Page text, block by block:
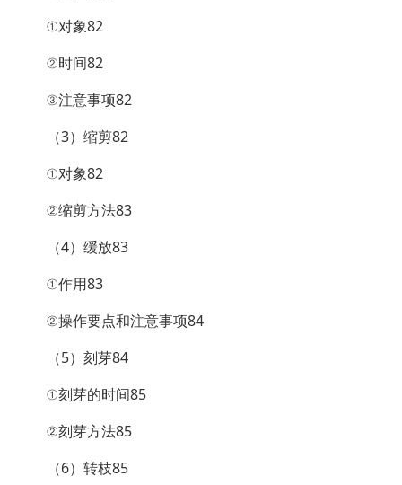
①对象82
②时间82
③注意事项82
（3）缩剪82
①对象82
②缩剪方法83
（4）缓放83
①作用83
②操作要点和注意事项84
（5）刻芽84
①刻芽的时间85
②刻芽方法85
（6）转枝85